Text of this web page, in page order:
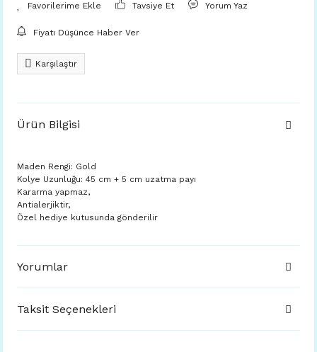
Tavsiye Et Yorum Yaz
Fiyatı Düşünce Haber Ver
Karşılaştır
Ürün Bilgisi
Maden Rengi: Gold
Kolye Uzunluğu: 45 cm + 5 cm uzatma payı
Kararma yapmaz,
Antialerjiktir,
Özel hediye kutusunda gönderilir
Yorumlar
Taksit Seçenekleri